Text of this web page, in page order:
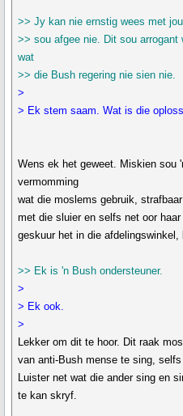
>> Jy kan nie ernstig wees met
>> sou afgee nie. Dit sou
wat
>> die Bush regering nie sien nie.
>
> Ek stem saam. Wat is die
Wens ek het geweet. Miskien sou
vermomming
wat die moslems gebruik,
met die sluier en selfs net oor
geskuur het in die
>> Ek is 'n Bush ondersteuner.
>
> Ek ook.
>
Lekker om dit te hoor. Dit raak
van anti-Bush mense te sing,
Luister net wat die ander sing en
te kan skryf.